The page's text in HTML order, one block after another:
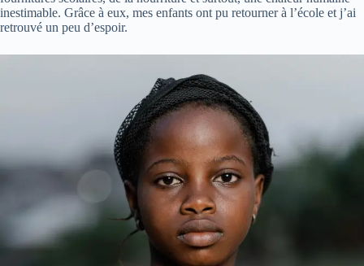
inestimable. Grâce à eux, mes enfants ont pu retourner à l’école et j’ai
retrouvé un peu d’espoir.